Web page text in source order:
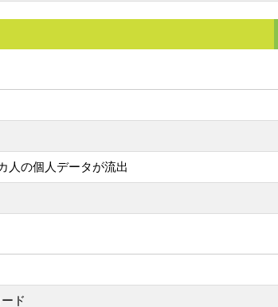
人の個人データが流出
ド